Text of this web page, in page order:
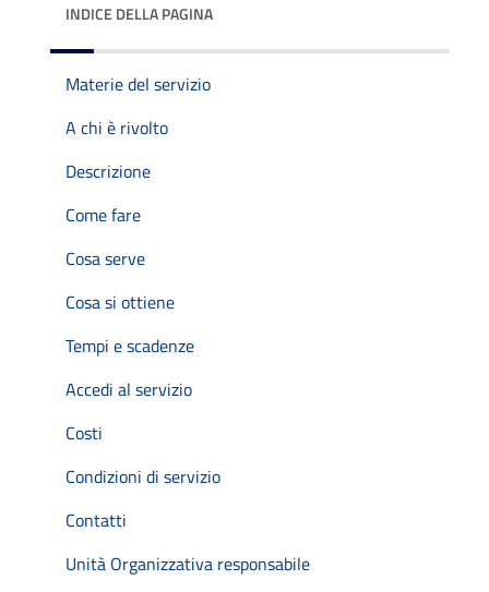
INDICE DELLA PAGINA
Materie del servizio
A chi è rivolto
Descrizione
Come fare
Cosa serve
Cosa si ottiene
Tempi e scadenze
Accedi al servizio
Costi
Condizioni di servizio
Contatti
Unità Organizzativa responsabile